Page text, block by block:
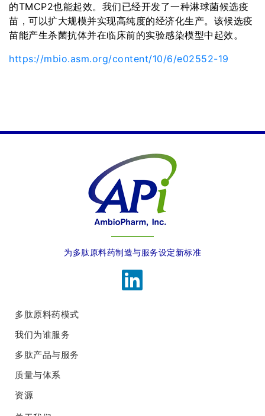
的TMCP2也能起效。我们已经开发了一种淋球菌候选疫
苗，可以扩大规模并实现高纯度的经济化生产。该候选疫
苗能产生杀菌抗体并在临床前的实验感染模型中起效。
https://mbio.asm.org/content/10/6/e02552-19
PREVIOUS
为多肽原料药制造与服务设定新标准
多肽原料药模式
我们为谁服务
多肽产品与服务
质量与体系
资源